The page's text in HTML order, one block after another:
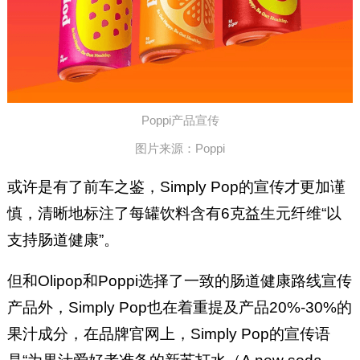
Poppi产品宣传
图片来源：Poppi
或许是有了前车之鉴，Simply Pop的宣传才更加谨
慎，清晰地标注了每罐饮料含有6克益生元纤维“以
支持肠道健康”。
但和Olipop和Poppi选择了一致的肠道健康路线宣传
产品外，Simply Pop也在着重提及产品20%-30%的
果汁成分，在品牌官网上，Simply Pop的宣传语